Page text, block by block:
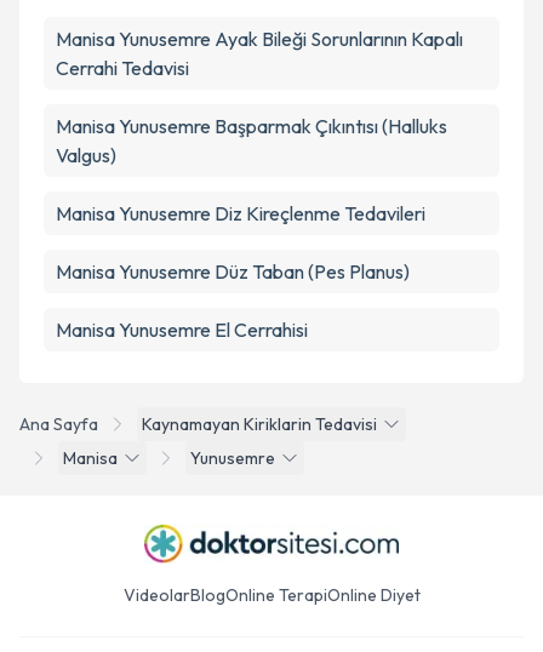
Ana Sayfa
Kaynamayan Kiriklarin Tedavisi
Manisa
Yunusemre
Manisa Yunusemre Ayak Bileği Sorunlarının Kapalı
Cerrahi Tedavisi
Manisa Yunusemre Başparmak Çıkıntısı (Halluks
Valgus)
Manisa Yunusemre Diz Kireçlenme Tedavileri
Manisa Yunusemre Düz Taban (Pes Planus)
Manisa Yunusemre El Cerrahisi
VideolarBlogOnline TerapiOnline Diyet